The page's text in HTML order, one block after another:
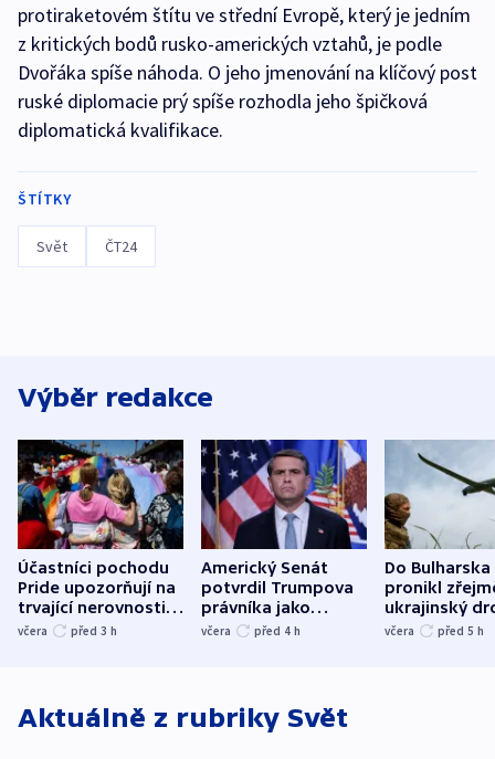
protiraketovém štítu ve střední Evropě, který je jedním
z kritických bodů rusko-amerických vztahů, je podle
Dvořáka spíše náhoda. O jeho jmenování na klíčový post
ruské diplomacie prý spíše rozhodla jeho špičková
diplomatická kvalifikace.
ŠTÍTKY
Svět ČT24
Výběr redakce
Účastníci pochodu
Pride upozorňují na
trvající nerovnosti i
společenskou
včera před 3 h
Americký Senát
potvrdil Trumpova
právníka jako
ministra
včera před 4 h
Do Bulharska
pronikl
ukrajinský
explodoval
včera před 5 h
Aktuálně z rubriky Svět